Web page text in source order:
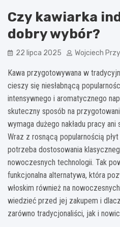
Czy kawiarka
dobry wybór?
22 lipca 2025 Wojciech
Kawa przygotowywana w
cieszy się niesłabnącą
intensywnego i aromatycznego
skuteczny sposób na
wymaga dużego nakładu pracy
Wraz z rosnącą popularnością
potrzeba dostosowania
nowoczesnych technologii. Tak
funkcjonalna alternatywa, która
włoskim również na
wiedzieć przed jej zakupem i
zarówno tradycjonaliści, jak i